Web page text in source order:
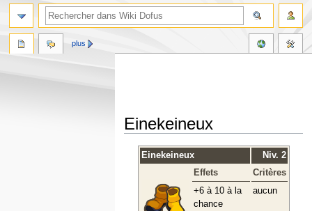
Einekeineux
navigation
recherche
Einekeineux
Niv. 2
Effets
Critères
+6 à 10 à la
chance
aucun
plus